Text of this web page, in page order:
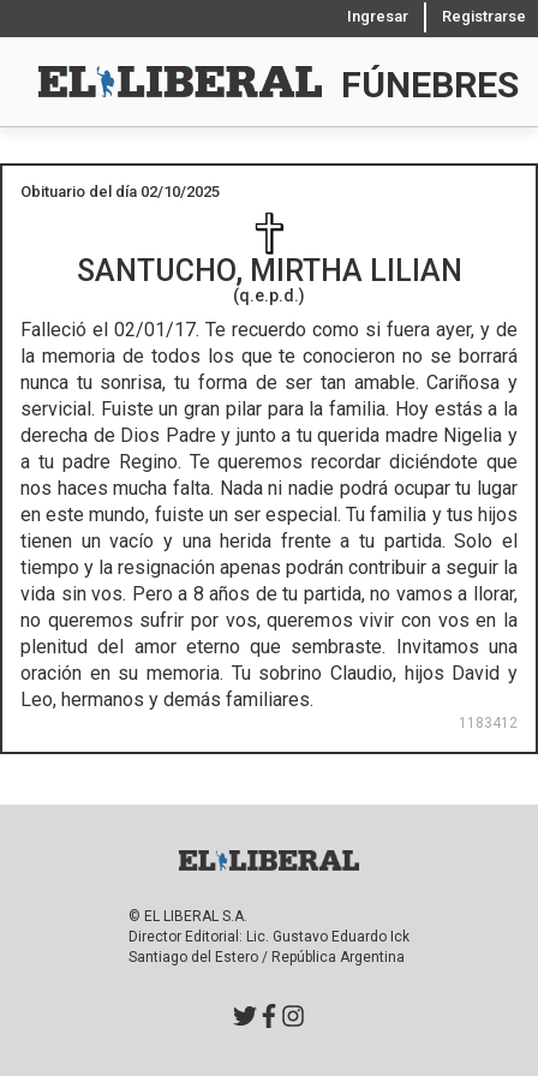
Ingresar Registrarse
FÚNEBRES
Obituario del día 02/10/2025
SANTUCHO, MIRTHA LILIAN
(q.e.p.d.)
Falleció el 02/01/17. Te recuerdo como si fuera ayer, y de
la memoria de todos los que te conocieron no se borrará
nunca tu sonrisa, tu forma de ser tan amable. Cariñosa y
servicial. Fuiste un gran pilar para la familia. Hoy estás a la
derecha de Dios Padre y junto a tu querida madre Nigelia y
a tu padre Regino. Te queremos recordar diciéndote que
nos haces mucha falta. Nada ni nadie podrá ocupar tu lugar
en este mundo, fuiste un ser especial. Tu familia y tus hijos
tienen un vacío y una herida frente a tu partida. Solo el
tiempo y la resignación apenas podrán contribuir a seguir la
vida sin vos. Pero a 8 años de tu partida, no vamos a llorar,
no queremos sufrir por vos, queremos vivir con vos en la
plenitud del amor eterno que sembraste. Invitamos una
oración en su memoria. Tu sobrino Claudio, hijos David y
Leo, hermanos y demás familiares.
1183412
© EL LIBERAL S.A.
Director Editorial: Lic. Gustavo Eduardo Ick
Santiago del Estero / República Argentina